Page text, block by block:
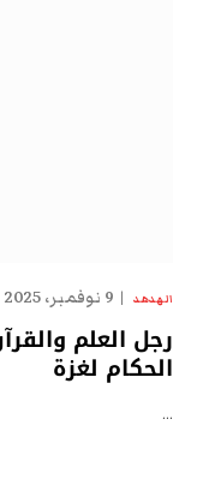
الهدهد 9 نوفمبر، 2025
رجل العلم
الحكام لغزة
…